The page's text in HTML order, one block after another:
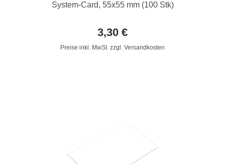
System-Card, 55x55 mm (100 Stk)
3,30 €
Preise inkl. MwSt. zzgl. Versandkosten